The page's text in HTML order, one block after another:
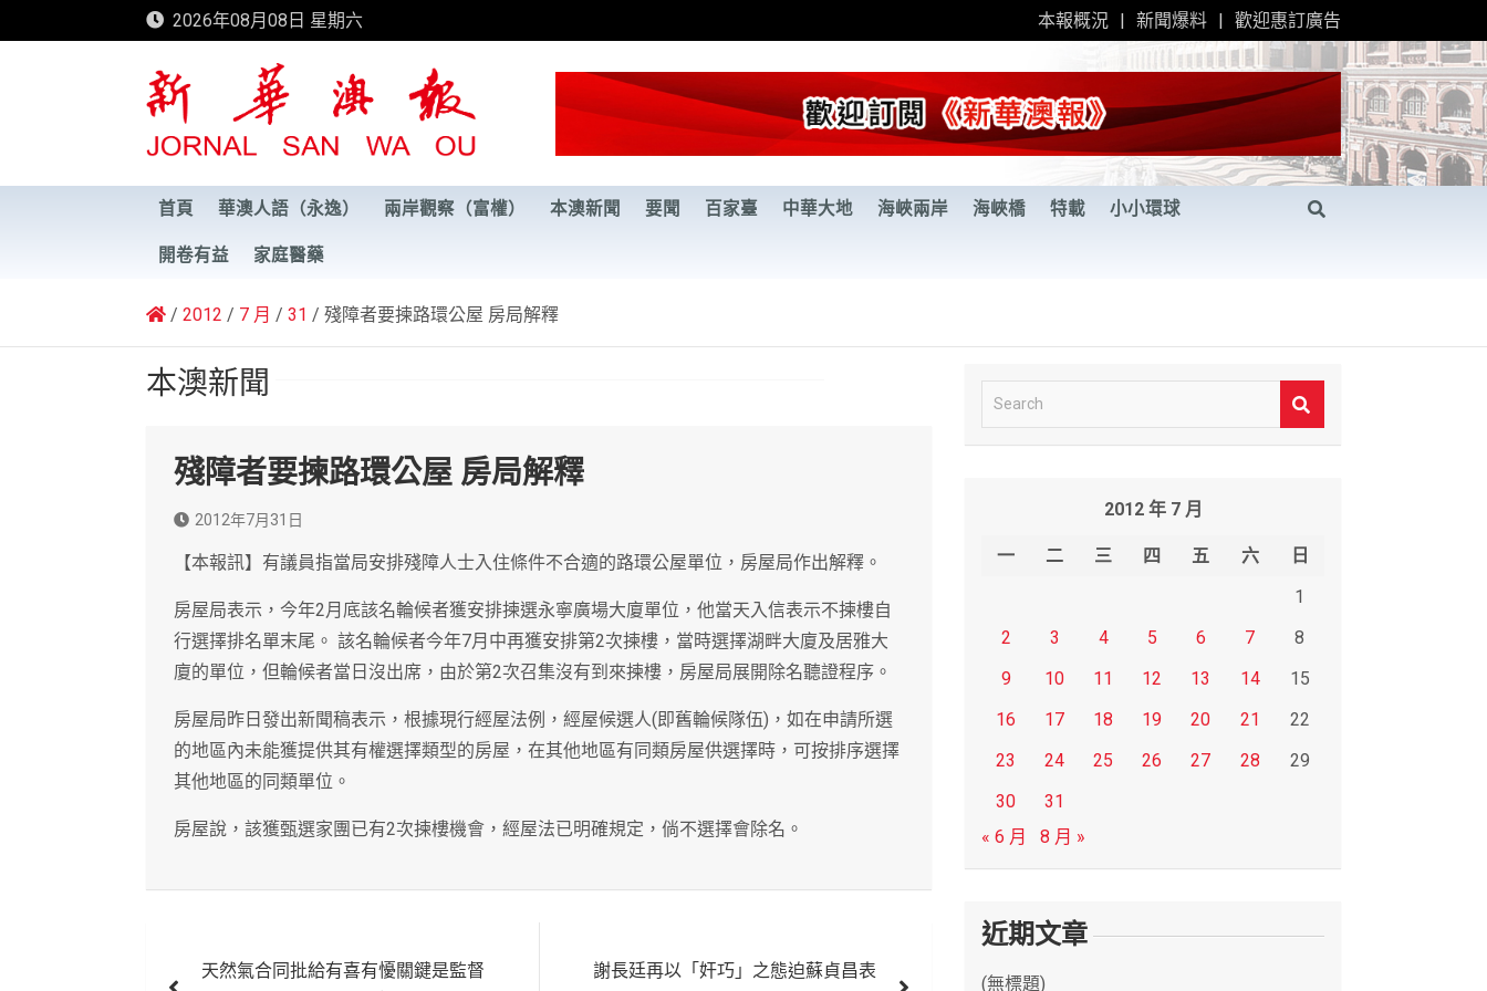
to
2026年08月08日 星期六 本報概況 新聞爆料 歡迎惠訂廣告
新華澳報
首頁 華澳人語（永逸） 兩岸觀察（富權） 本澳新聞 要聞 百家臺 中華大地 海峽兩岸 海峽橋 特載 小小環球
開卷有益 家庭醫藥
2012 7 月 31 殘障者要揀路環公屋 房局解釋
本澳新聞
殘障者要揀路環公屋 房局解釋
2012年7月31日
【本報訊】有議員指當局安排殘障人士入住條件不合適的路環公屋單位，房屋局作出解釋。
房屋局表示，今年2月底該名輪候者獲安排揀選永寧廣場大廈單位，他當天入信表示不揀樓自
行選擇排名單末尾。 該名輪候者今年7月中再獲安排第2次揀樓，當時選擇湖畔大廈及居雅大
廈的單位，但輪候者當日沒出席，由於第2次召集沒有到來揀樓，房屋局展開除名聽證程序。
房屋局昨日發出新聞稿表示，根據現行經屋法例，經屋候選人(即舊輪候隊伍)，如在申請所選
的地區內未能獲提供其有權選擇類型的房屋，在其他地區有同類房屋供選擇時，可按排序選擇
其他地區的同類單位。
房屋說，該獲甄選家團已有2次揀樓機會，經屋法已明確規定，倘不選擇會除名。
天然氣合同批給有喜有懮關鍵是監督
謝長廷再以「奸巧」之態迫蘇貞昌表
e
2012 年 7 月
一 二 三 四 五 六
日
1
2
3 4 5 6 7
8
9
10 11 12 13 14
15
16
17 18 19 20 21
22
23
24 25 26 27 28
29
30
31
« 6 月
8 月 »
近期文章
(無標題)